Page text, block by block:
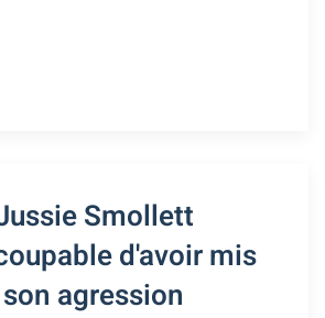
Smollett
d'avoir mis
agression